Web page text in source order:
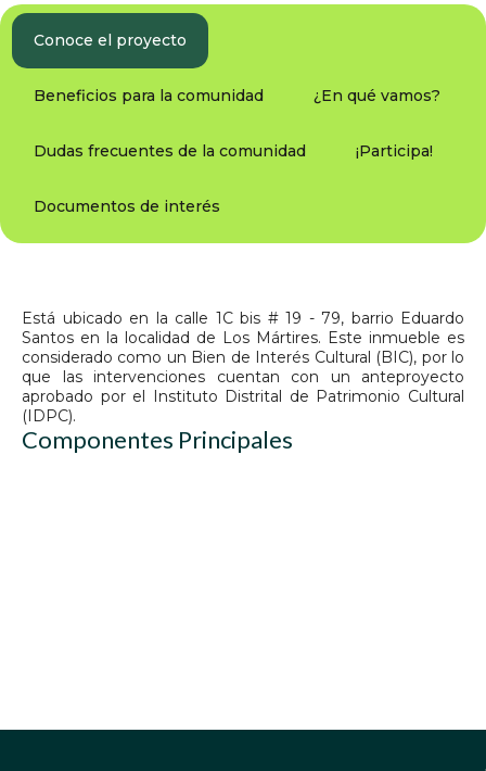
Conoce el proyecto
Beneficios para la comunidad ¿En qué vamos?
Dudas frecuentes de la comunidad ¡Participa!
Documentos de interés
Está ubicado en la calle 1C bis # 19 - 79, barrio Eduardo
Santos en la localidad de Los Mártires. Este inmueble es
considerado como un Bien de Interés Cultural (BIC), por lo
que las intervenciones cuentan con un anteproyecto
aprobado por el Instituto Distrital de Patrimonio Cultural
(IDPC).
Componentes Principales